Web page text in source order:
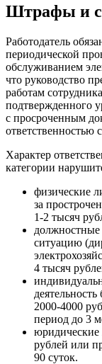
Штрафы и
Работодатель
периодической
обслуживанием
что руководство
работам
подтвержденного
с просроченным
ответственностью
Характер
категории
физические
за
1-2 тысяч
должностные
ситуацию
4 тысяч
2000-4000
период до 3
юридические
рублей или
90 суток.